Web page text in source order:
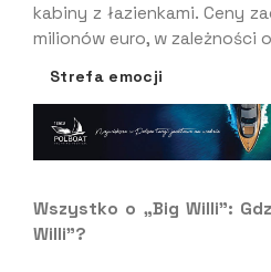
kabiny z łazienkami. Ceny
milionów euro, w zależności
Strefa emocji
Wszystko o „Big Willi”:
Willi”?